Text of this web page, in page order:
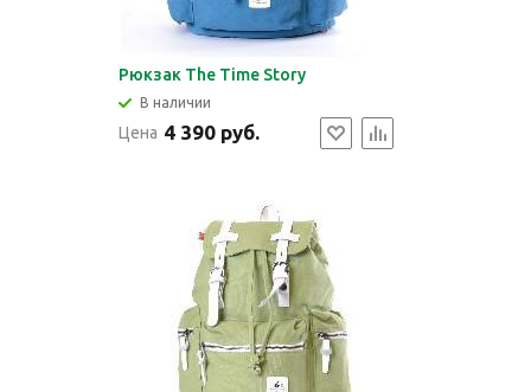
Рюкзак The Time Story
В наличии
Цена 4 390 руб.